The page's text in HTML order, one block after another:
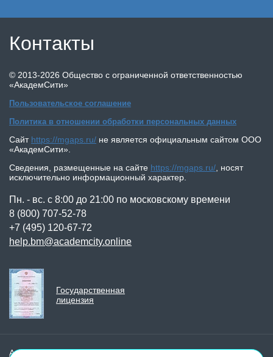
Контакты
© 2013-2026 Общество с ограниченной ответственностью
«АкадемСити»
Пользовательское соглашение
Политика в отношении обработки персональных данных
Сайт https://mgaps.ru/ не является официальным сайтом ООО
«АкадемСити»
Сведения, размещенные на сайте https://mgaps.ru/ носят
исключительно информационный характер.
Пн. - вс. с 8:00 до 21:00 по московскому времени
8 (800) 707-52-78
+7 (495) 120-67-72
help.bm@academcity.online
Государственная
лицензия
АкадемСити (учебный Образцы выдаваемых